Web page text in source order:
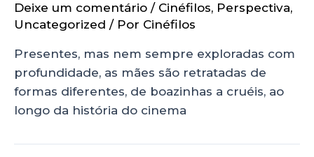
Deixe um comentário / Cinéfilos, Perspectiva,
Uncategorized / Por Cinéfilos
Presentes, mas nem sempre exploradas com
profundidade, as mães são retratadas de
formas diferentes, de boazinhas a cruéis, ao
longo da história do cinema